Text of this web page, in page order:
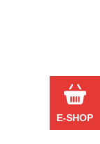
E-SHOP